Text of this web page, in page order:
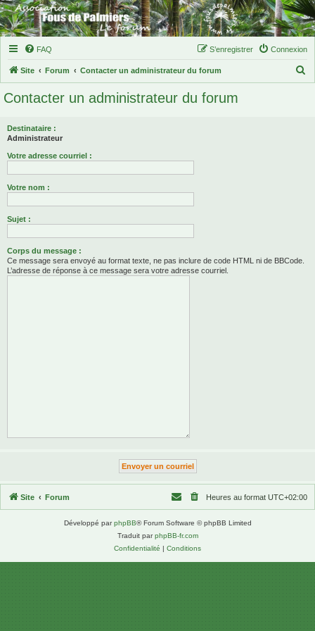
FAQ Connexion
S’enregistrer
Site Forum Contacter un administrateur du forum
Contacter un administrateur du forum
Destinataire :
Administrateur
Votre adresse courriel :
Votre nom :
Sujet :
Corps du message :
Ce message sera envoyé au format texte, ne pas inclure de code HTML ni de BBCode.
L’adresse de réponse à ce message sera votre adresse courriel.
Site Forum Heures au format UTC+02:00
Développé parphpBB® Forum Software © phpBB Limited
Traduit parphpBB-fr.com
Confidentialité | Conditions